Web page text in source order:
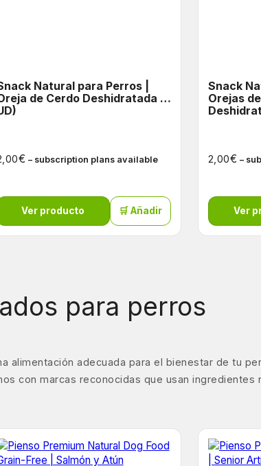
Natural para Perros |
de Cerdo Deshidratada (1
€ – subscription plans available
Ver producto 🛒 Añadir
Snack
Orejas
2,00€ –
Ver
para perros
alimentación adecuada para el bienestar de tu
con marcas reconocidas que usan